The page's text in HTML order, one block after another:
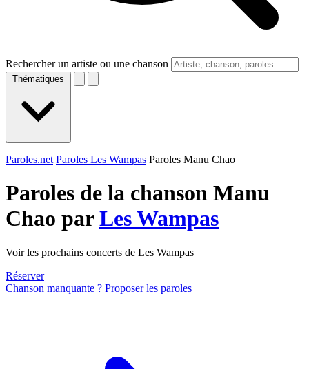
Rechercher un artiste ou une chanson
Thématiques
Paroles.net Paroles Les Wampas Paroles Manu Chao
Paroles de la chanson Manu
Chao parLes Wampas
Voir les prochains concerts de Les Wampas
Réserver
Chanson manquante ? Proposer les paroles